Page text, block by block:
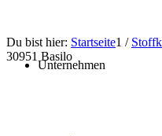
Unternehmen
Du bist hier: Startseite1 /
30951 Basilo